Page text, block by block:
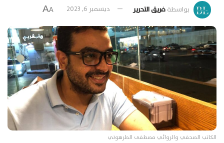
بواسطةفريق التحرير ديسمبر 6, 2023 A
A
الكاتب الصحفي والروائي مصطفى الطرهوني